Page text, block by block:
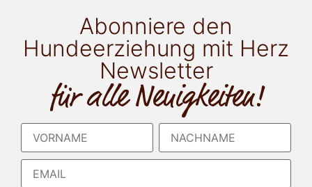
Abonniere den
Hundeerziehung mit Herz
Newsletter
für alle Neuigkeiten!